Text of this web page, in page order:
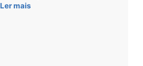
Ler mais